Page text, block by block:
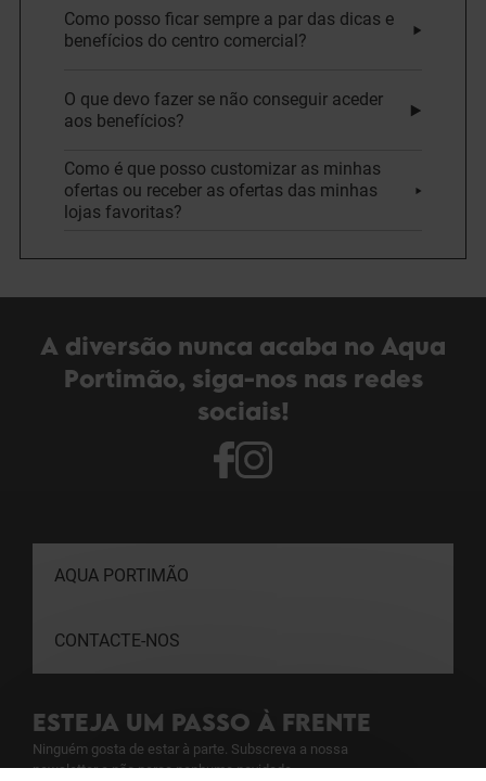
Como posso ficar sempre a par das dicas e
benefícios do centro comercial?
O que devo fazer se não conseguir aceder
aos benefícios?
Como é que posso customizar as minhas
ofertas ou receber as ofertas das minhas
lojas favoritas?
A diversão nunca acaba no Aqua
Portimão, siga-nos nas redes
sociais!
AQUA PORTIMÃO
CONTACTE-NOS
ESTEJA UM PASSO À FRENTE
Ninguém gosta de estar à parte. Subscreva a nossa
newsletter e não perca nenhuma novidade.